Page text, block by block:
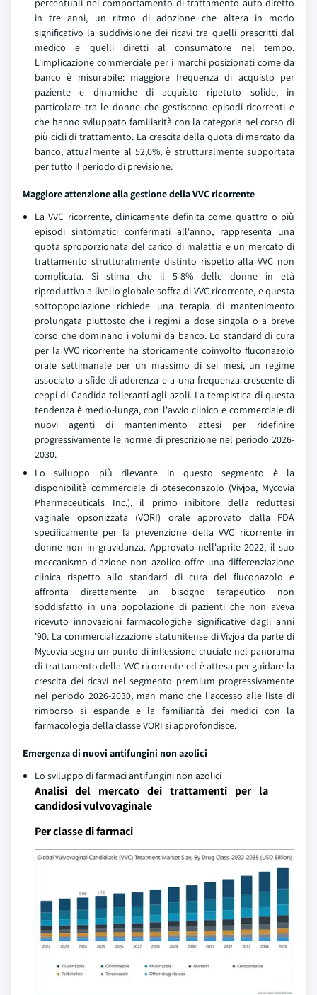
percentuali nel comportamento di trattamento auto-diretto
in tre anni, un ritmo di adozione che altera in modo
significativo la suddivisione dei ricavi tra quelli prescritti dal
medico e quelli diretti al consumatore nel tempo.
L'implicazione commerciale per i marchi posizionati come da
banco è misurabile: maggiore frequenza di acquisto per
paziente e dinamiche di acquisto ripetuto solide, in
particolare tra le donne che gestiscono episodi ricorrenti e
che hanno sviluppato familiarità con la categoria nel corso di
più cicli di trattamento. La crescita della quota di mercato da
banco, attualmente al 52,0%, è strutturalmente supportata
per tutto il periodo di previsione.
Maggiore attenzione alla gestione della VVC ricorrente
La VVC ricorrente, clinicamente definita come quattro o più
episodi sintomatici confermati all'anno, rappresenta una
quota sproporzionata del carico di malattia e un mercato di
trattamento strutturalmente distinto rispetto alla VVC non
complicata. Si stima che il 5-8% delle donne in età
riproduttiva a livello globale soffra di VVC ricorrente, e questa
sottopopolazione richiede una terapia di mantenimento
prolungata piuttosto che i regimi a dose singola o a breve
corso che dominano i volumi da banco. Lo standard di cura
per la VVC ricorrente ha storicamente coinvolto fluconazolo
orale settimanale per un massimo di sei mesi, un regime
associato a sfide di aderenza e a una frequenza crescente di
ceppi di Candida tolleranti agli azoli. La tempistica di questa
tendenza è medio-lunga, con l'avvio clinico e commerciale di
nuovi agenti di mantenimento attesi per ridefinire
progressivamente le norme di prescrizione nel periodo 2026-
2030.
Lo sviluppo più rilevante in questo segmento è la
disponibilità commerciale di oteseconazolo (Vivjoa, Mycovia
Pharmaceuticals Inc.), il primo inibitore della reduttasi
vaginale opsonizzata (VORI) orale approvato dalla FDA
specificamente per la prevenzione della VVC ricorrente in
donne non in gravidanza. Approvato nell'aprile 2022, il suo
meccanismo d'azione non azolico offre una differenziazione
clinica rispetto allo standard di cura del fluconazolo e
affronta direttamente un bisogno terapeutico non
soddisfatto in una popolazione di pazienti che non aveva
ricevuto innovazioni farmacologiche significative dagli anni
'90. La commercializzazione statunitense di Vivjoa da parte di
Mycovia segna un punto di inflessione cruciale nel panorama
di trattamento della VVC ricorrente ed è attesa per guidare la
crescita dei ricavi nel segmento premium progressivamente
nel periodo 2026-2030, man mano che l'accesso alle liste di
rimborso si espande e la familiarità dei medici con la
farmacologia della classe VORI si approfondisce.
Emergenza di nuovi antifungini non azolici
Lo sviluppo di farmaci antifungini non azolici
Analisi del mercato dei trattamenti per la
candidosi vulvovaginale
Per classe di farmaci